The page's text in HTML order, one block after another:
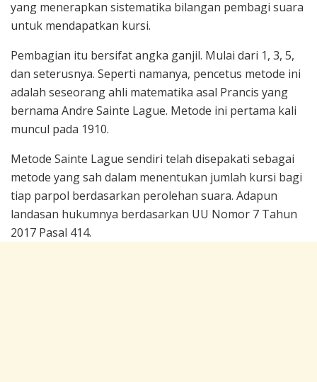
yang menerapkan sistematika bilangan pembagi suara
untuk mendapatkan kursi.
Pembagian itu bersifat angka ganjil. Mulai dari 1, 3, 5,
dan seterusnya. Seperti namanya, pencetus metode ini
adalah seseorang ahli matematika asal Prancis yang
bernama Andre Sainte Lague. Metode ini pertama kali
muncul pada 1910.
Metode Sainte Lague sendiri telah disepakati sebagai
metode yang sah dalam menentukan jumlah kursi bagi
tiap parpol berdasarkan perolehan suara. Adapun
landasan hukumnya berdasarkan UU Nomor 7 Tahun
2017 Pasal 414.